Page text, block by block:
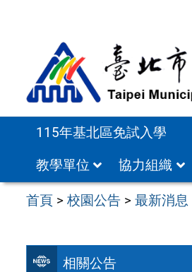
115年基北區免試入學
教學單位
協力組織
首頁 >校園公告 >最新消息
相關公告